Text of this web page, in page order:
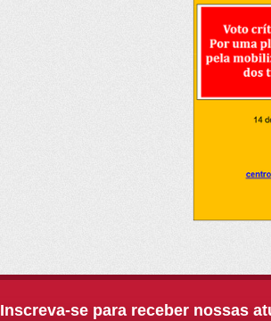
Inscreva-se para receber nossas